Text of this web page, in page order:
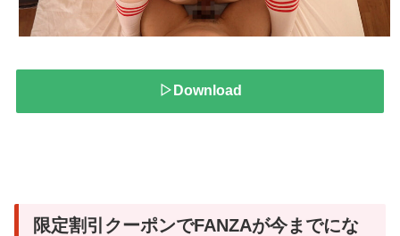
▷Download
限定割引クーポンでFANZAが今までにな